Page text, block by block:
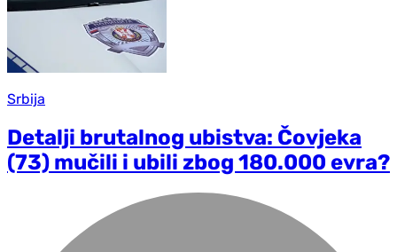
Srbija
Detalji brutalnog ubistva: Čovjeka
(73) mučili i ubili zbog 180.000 evra?